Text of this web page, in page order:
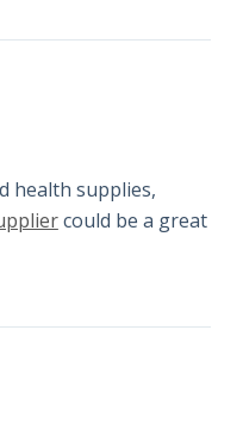
health supplies,
could be a great